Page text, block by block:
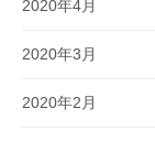
2020年4月
2020年3月
2020年2月